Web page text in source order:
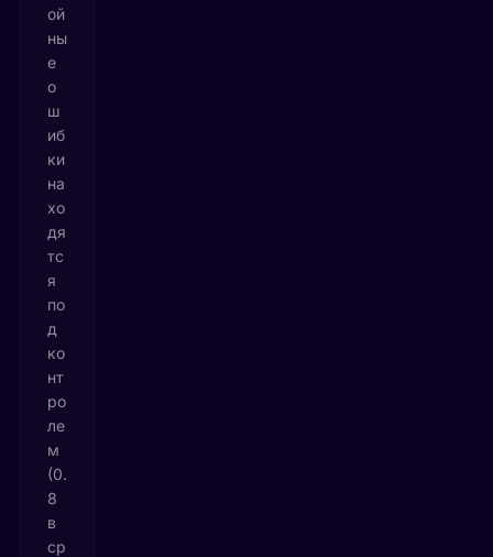
ой
ны
е
о
ш
иб
ки
на
хо
дя
тс
я
по
д
ко
нт
ро
ле
м
(0.
8
в
ср